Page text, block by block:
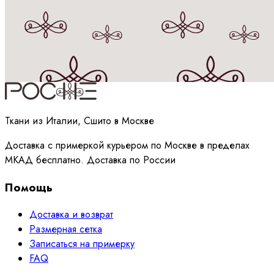
Принимаюполитикуобработки данных
Ткани из Италии, Сшито в Москве
Доставка с примеркой курьером по Москве в пределах
МКАД бесплатно. Доставка по России
Помощь
Доставка и возврат
Размерная сетка
Записаться на примерку
FAQ